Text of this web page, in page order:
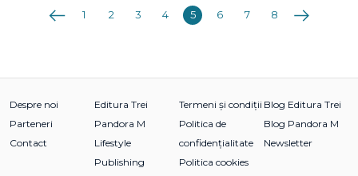
Anterioara
1 2 3 4 5 6 7 8 Următoarea
Despre noi
Parteneri
Contact
Editura Trei
Pandora M
Lifestyle
Publishing
Termeni și condiții
Politica de
confidențialitate
Politica cookies
Blog Editura Trei
Blog Pandora M
Newsletter